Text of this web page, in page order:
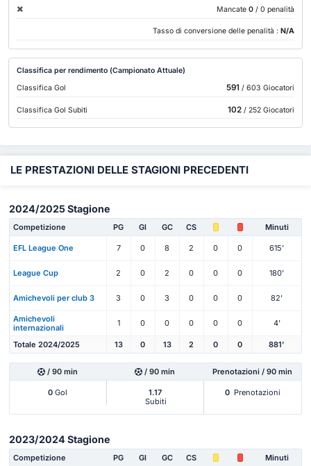
Mancate 0 / 0 penalità
Tasso di conversione delle penalità : N/A
Classifica per rendimento (Campionato Attuale)
Classifica Gol
591 / 603 Giocatori
Classifica Gol Subiti 102/ 252 Giocatori
LE PRESTAZIONI DELLE STAGIONI PRECEDENTI
2024/2025 Stagione
Competizione PG Gl GC CS Minuti
EFL League One 7 0 8 2 0 0 615'
League Cup 2 0 2 0 0 0 180'
Amichevoli per club 3 3 0 3 0 0 0 82'
Amichevoli
internazionali
1 0 0 0 0 0 4'
Totale 2024/2025 13 0 13 2 0 0 881'
/ 90 min / 90 min Prenotazioni / 90 min
0 Gol
1.17
Subiti
0 Prenotazioni
2023/2024 Stagione
Competizione PG Gl GC CS Minuti